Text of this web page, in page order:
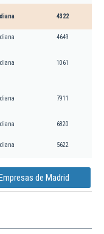
4322
4649
1061
7911
6820
5622
de Madrid